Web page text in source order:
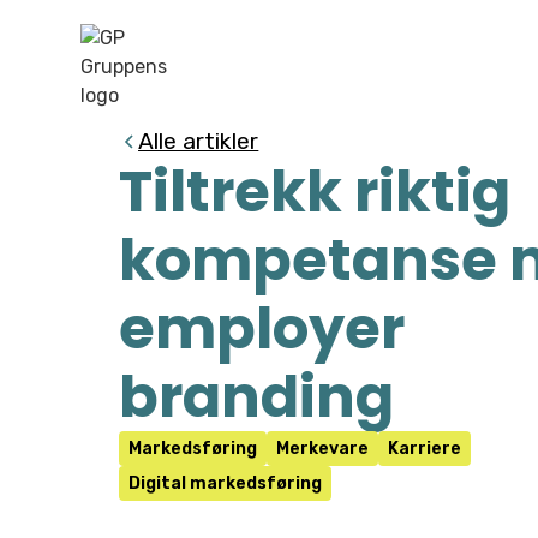
Alle artikler
Markedsføring Merkevare
Karriere
Digital markedsføring
Tiltrekk riktig
kompetanse
employer
branding